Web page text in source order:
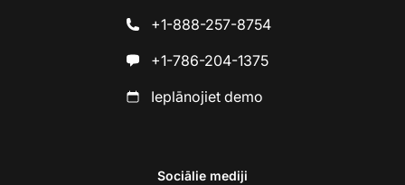
+1-888-257-8754
+1-786-204-1375
Ieplānojiet demo
Sociālie mediji